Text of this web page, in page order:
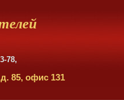
78,
85, офис 131